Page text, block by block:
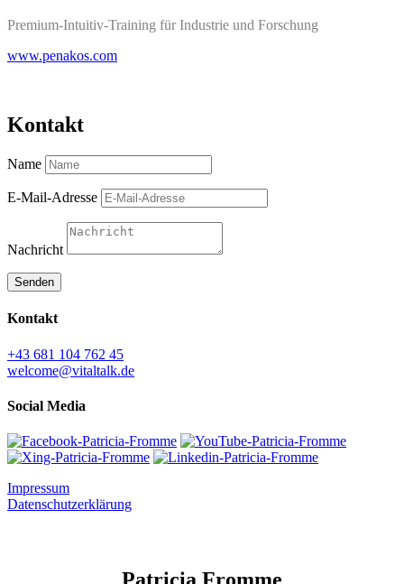
Premium-Intuitiv-Training für Industrie und Forschung
www.penakos.com
Kontakt
Name
E-Mail-Adresse
Nachricht
Senden
Kontakt
+43 681 104 762 45
welcome@vitaltalk.de
Social Media
Impressum
Datenschutzerklärung
Patricia Fromme